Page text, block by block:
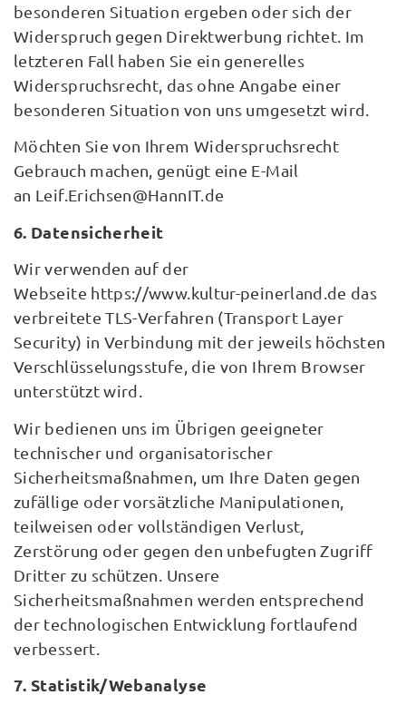
besonderen Situation ergeben oder sich der
Widerspruch gegen Direktwerbung richtet. Im
letzteren Fall haben Sie ein generelles
Widerspruchsrecht, das ohne Angabe einer
besonderen Situation von uns umgesetzt wird.
Möchten Sie von Ihrem Widerspruchsrecht
Gebrauch machen, genügt eine E-Mail
an Leif.Erichsen@HannIT.de
6. Datensicherheit
Wir verwenden auf der
Webseite https://www.kultur-peinerland.de das
verbreitete TLS-Verfahren (Transport Layer
Security) in Verbindung mit der jeweils höchsten
Verschlüsselungsstufe, die von Ihrem Browser
unterstützt wird.
Wir bedienen uns im Übrigen geeigneter
technischer und organisatorischer
Sicherheitsmaßnahmen, um Ihre Daten gegen
zufällige oder vorsätzliche Manipulationen,
teilweisen oder vollständigen Verlust,
Zerstörung oder gegen den unbefugten Zugriff
Dritter zu schützen. Unsere
Sicherheitsmaßnahmen werden entsprechend
der technologischen Entwicklung fortlaufend
verbessert.
7. Statistik/Webanalyse